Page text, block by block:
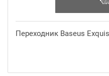
Переходник Baseus